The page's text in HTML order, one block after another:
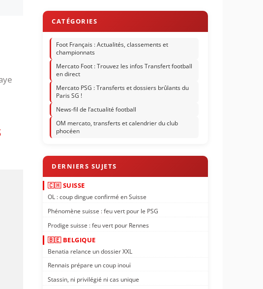
Foot Français : Actualités, classements et
championnats
Mercato Foot : Trouvez les infos Transfert football
en direct
Mercato PSG : Transferts et dossiers brûlants du
Paris SG !
News-fil de l’actualité football
OM mercato, transferts et calendrier du club
phocéen
🇨🇭 SUISSE
OL : coup dingue confirmé en Suisse
Phénomène suisse : feu vert pour le PSG
Prodige suisse : feu vert pour Rennes
🇧🇪 BELGIQUE
Benatia relance un dossier XXL
Rennais prépare un coup inouï
Stassin, ni privilégié ni cas unique